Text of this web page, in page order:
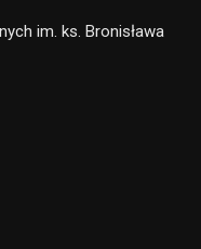
im. ks. Bronisława